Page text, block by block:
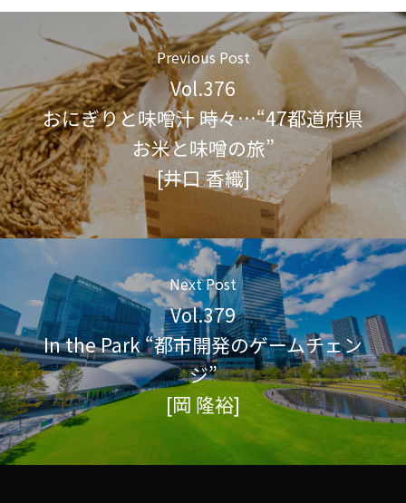
Previous Post
Vol.376
おにぎりと味噌汁 時々…“47都道府県
お米と味噌の旅”
[井口 香織]
Next Post
Vol.379
In the Park “都市開発のゲームチェン
ジ”
[岡 隆裕]